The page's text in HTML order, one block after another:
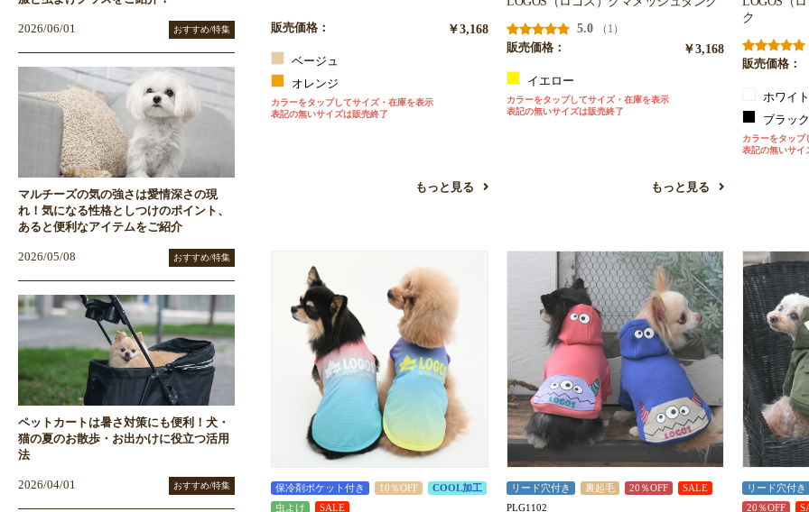
販売価格： ￥3,168
ベージュ
オレンジ
カラーをタップしてサイズ・在庫を表示
表記の無いサイズは販売終了
もっと見る
5.0
（1）
販売価格：
￥3,168
イエロー
カラーをタップしてサイズ・在庫を表示
表記の無いサイズは販売終了
もっと見る
ク
販売価格：
ホワイト
ブラック
カラーをタップ
表記の無いサイ
保冷剤ポケット付き 10％OFF
COOL加工
虫よけ
SALE
リード穴付き 裏起毛 20％OFF SALE
PLG1102
リード穴付き
20％OFF
2026/06/01 おすすめ/特集
マルチーズの気の強さは愛情深さの現
れ！気になる性格としつけのポイント、
あると便利なアイテムをご紹介
2026/05/08 おすすめ/特集
ペットカートは暑さ対策にも便利！犬・
猫の夏のお散歩・お出かけに役立つ活用
法
2026/04/01 おすすめ/特集